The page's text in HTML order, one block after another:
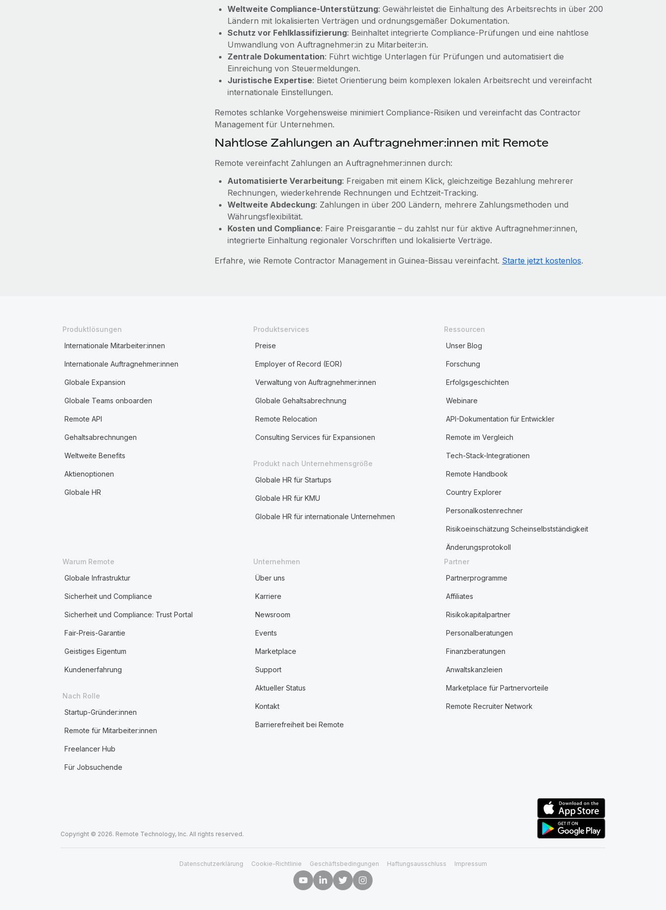
Weltweite Compliance-Unterstützung: Gewährleistet die Einhaltung des Arbeitsrechts in über 200
Ländern mit lokalisierten Verträgen und ordnungsgemäßer Dokumentation.
Schutz vor Fehlklassifizierung: Beinhaltet integrierte Compliance-Prüfungen und eine nahtlose
Umwandlung von Auftragnehmer:in zu Mitarbeiter:in.
Zentrale Dokumentation: Führt wichtige Unterlagen für Prüfungen und automatisiert die
Einreichung von Steuermeldungen.
Juristische Expertise: Bietet Orientierung beim komplexen lokalen Arbeitsrecht und vereinfacht
internationale Einstellungen.
Remotes schlanke Vorgehensweise minimiert Compliance-Risiken und vereinfacht das Contractor
Management für Unternehmen.
Nahtlose Zahlungen an Auftragnehmer:innen mit Remote
Remote vereinfacht Zahlungen an Auftragnehmer:innen durch:
Automatisierte Verarbeitung: Freigaben mit einem Klick, gleichzeitige Bezahlung mehrerer
Rechnungen, wiederkehrende Rechnungen und Echtzeit-Tracking.
Weltweite Abdeckung: Zahlungen in über 200 Ländern, mehrere Zahlungsmethoden und
Währungsflexibilität.
Kosten und Compliance: Faire Preisgarantie – du zahlst nur für aktive Auftragnehmer:innen,
integrierte Einhaltung regionaler Vorschriften und lokalisierte Verträge.
Erfahre, wie Remote Contractor Management in Guinea-Bissau vereinfacht. Starte jetzt kostenlos.
Produktlösungen
Internationale Mitarbeiter:innen
Internationale Auftragnehmer:innen
Globale Expansion
Globale Teams onboarden
Remote API
Gehaltsabrechnungen
Weltweite Benefits
Aktienoptionen
Globale HR
Produktservices
Preise
Employer of Record (EOR)
Verwaltung von Auftragnehmer:innen
Globale Gehaltsabrechnung
Remote Relocation
Consulting Services für Expansionen
Produkt nach Unternehmensgröße
Globale HR für Startups
Globale HR für KMU
Globale HR für internationale Unternehmen
Ressourcen
Unser Blog
Forschung
Erfolgsgeschichten
Webinare
API-Dokumentation für Entwickler
Remote im Vergleich
Tech-Stack-Integrationen
Remote Handbook
Country Explorer
Personalkostenrechner
Risikoeinschätzung Scheinselbstständigkeit
Änderungsprotokoll
Warum Remote
Globale Infrastruktur
Sicherheit und Compliance
Sicherheit und Compliance: Trust Portal
Fair-Preis-Garantie
Geistiges Eigentum
Kundenerfahrung
Nach Rolle
Startup-Gründer:innen
Remote für Mitarbeiter:innen
Freelancer Hub
Für Jobsuchende
Unternehmen
Über uns
Karriere
Newsroom
Events
Marketplace
Support
Aktueller Status
Kontakt
Barrierefreiheit bei Remote
Partner
Partnerprogramme
Affiliates
Risikokapitalpartner
Personalberatungen
Finanzberatungen
Anwaltskanzleien
Marketplace für Partnervorteile
Remote Recruiter Network
Copyright © 2026. Remote Technology, Inc. All rights reserved.
Datenschutzerklärung Cookie-Richtlinie Geschäftsbedingungen Haftungsausschluss Impressum